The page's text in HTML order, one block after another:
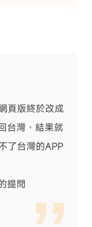
頁版終於改成
台灣，結果就
了台灣的APP
提問